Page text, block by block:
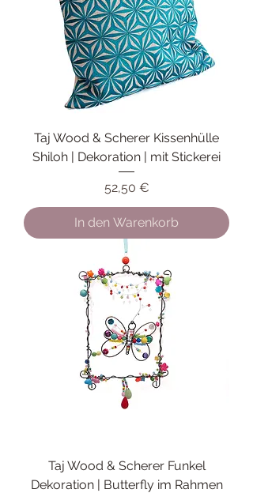
Taj Wood & Scherer Kissenhülle
Shiloh | Dekoration | mit Stickerei
Preis
52,50 €
In den Warenkorb
Taj Wood & Scherer Funkel
Dekoration | Butterfly im Rahmen